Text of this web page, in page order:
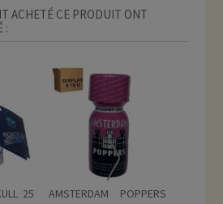
ACHETÉ CE PRODUIT ONT
:
25
AMSTERDAM POPPERS